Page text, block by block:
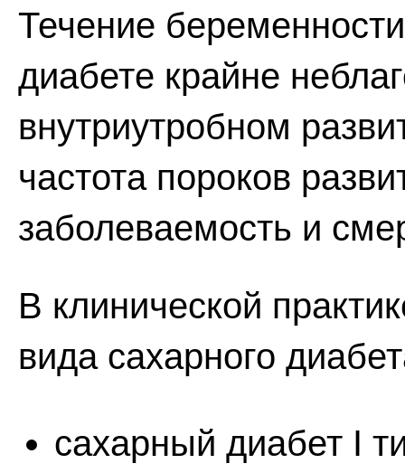
Течение
диабете крайне
внутриутробном
частота пороков
заболеваемость и
В клинической
вида сахарного
сахарный диабет I